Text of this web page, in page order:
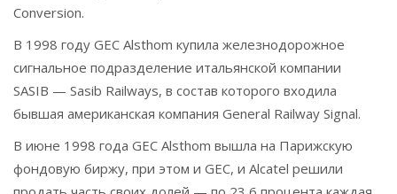
Conversion.
В 1998 году GEC Alsthom купила железнодорожное
сигнальное подразделение итальянской компании
SASIB — Sasib Railways, в состав которого входила
бывшая американская компания General Railway Signal.
В июне 1998 года GEC Alsthom вышла на Парижскую
фондовую биржу, при этом и GEC, и Alcatel решили